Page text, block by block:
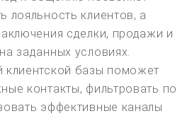
лояльность клиентов, а
сделки, продажи и
заданных условиях.
клиентской базы поможет
контакты, фильтровать по
эффективные каналы